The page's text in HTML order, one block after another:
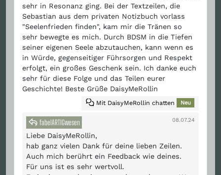
sehr in Resonanz ging. Bei der Textzeilen, die
Sebastian aus dem privaten Notizbuch vorlass
"Seelenfrieden finden", kam mir die Tränen so
sehr bewegte es mich. Durch BDSM in die Tiefen
seiner eigenen Seele abzutauchen, kann wenn es
in Würde, gegenseitiger Führsorgen und Respekt
erfolgt, ein großes Geschenk sein. Ich danke euch
sehr für diese Folge und das Teilen eurer
Geschichte! Beste Grüße DaisyMeRollin
Mit DaisyMeRollin chatten Neu
fabelARTIGwesen 08.07.24
Liebe DaisyMeRollin,
hab ganz vielen Dank für deine lieben Zeilen.
Auch mich berührt ein Feedback wie deines.
Für uns ist es sehr wertvoll.